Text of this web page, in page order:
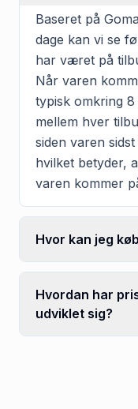
Baseret på
dage kan vi se
har været på
Når varen
typisk omkring
mellem hver
siden varen
hvilket betyder,
varen kommer
Hvor kan jeg
Hvordan har
udviklet sig?